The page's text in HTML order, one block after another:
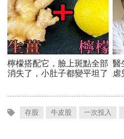
存股 牛皮股 一次投入